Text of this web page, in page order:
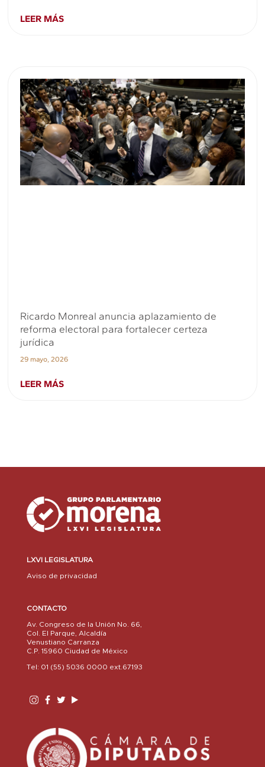
LEER MÁS
Ricardo Monreal anuncia aplazamiento de
reforma electoral para fortalecer certeza
jurídica
29 mayo, 2026
LEER MÁS
LXVI LEGISLATURA
Aviso de privacidad
CONTACTO
Av. Congreso de la Unión No. 66,
Col. El Parque, Alcaldía
Venustiano Carranza
C.P. 15960 Ciudad de México
Tel: 01 (55) 5036 0000 ext.67193